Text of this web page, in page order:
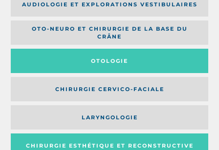
AUDIOLOGIE ET EXPLORATIONS VESTIBULAIRES
OTO-NEURO ET CHIRURGIE DE LA BASE DU
CRÂNE
OTOLOGIE
CHIRURGIE CERVICO-FACIALE
LARYNGOLOGIE
CHIRURGIE ESTHÉTIQUE ET RECONSTRUCTIVE